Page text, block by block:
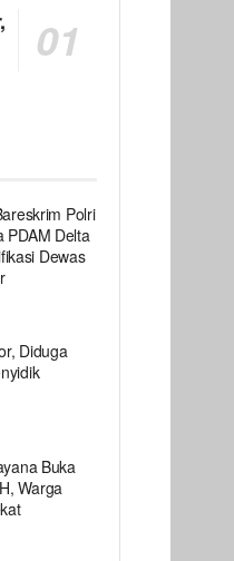
Polri
PDAM Delta
Dewas
Diduga
Buka
Warga